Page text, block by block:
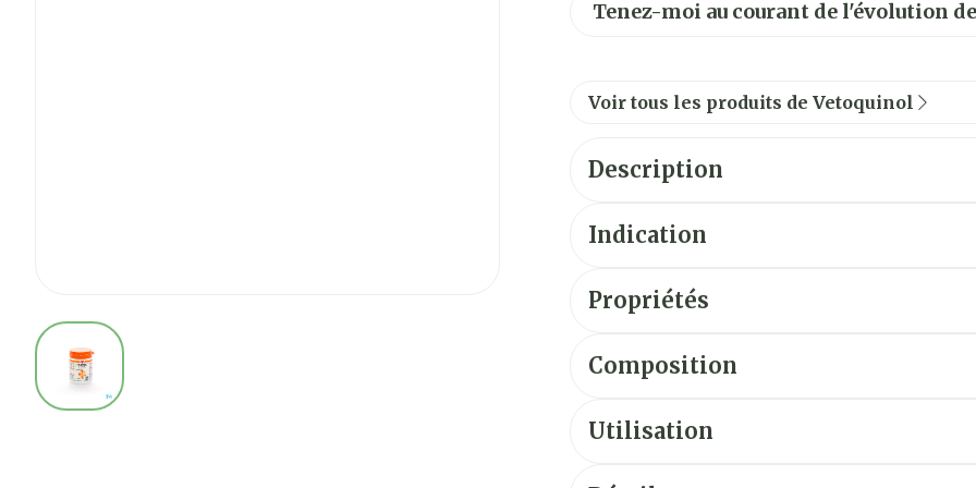
View larger image
Tenez-moi au courant de l'évolution
Voir tous les produits de Vetoquinol
Description
Indication
Propriétés
se lie aux phosphates et le chitosane
Ipakitine est généralement bien toléré par les
Composition
Utilisation